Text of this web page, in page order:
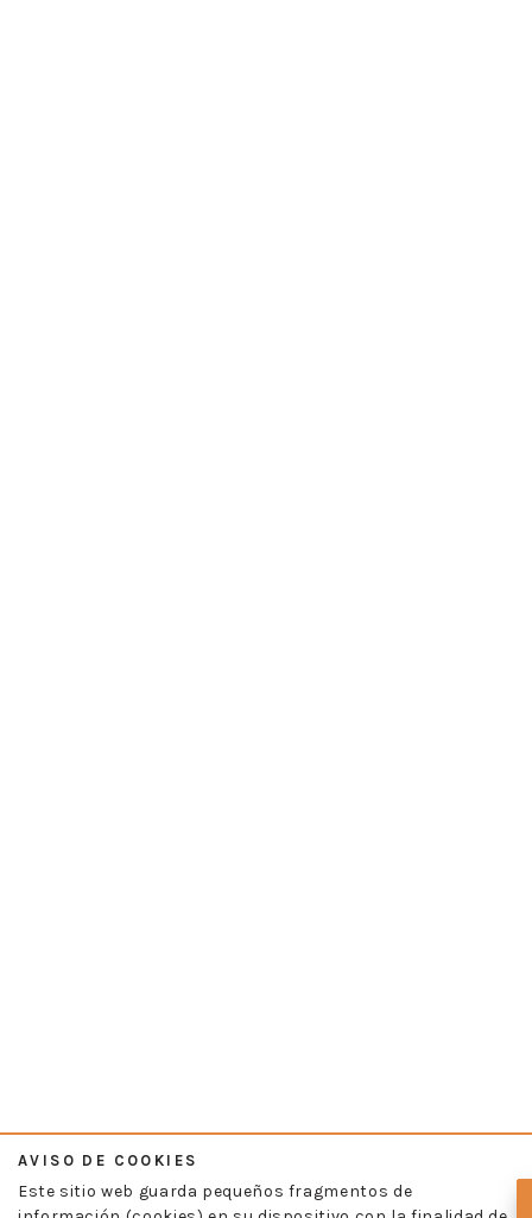
AVISO DE COOKIES
Este sitio web guarda pequeños fragmentos de